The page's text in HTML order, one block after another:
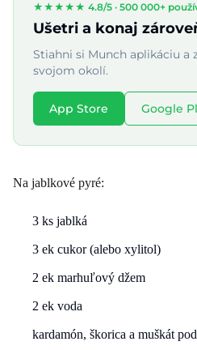
★★★★★ 4.8/5 · 500 000+
Ušetri a konaj
Stiahni si Munch aplikáciu a
svojom okolí.
App Store Google
Na jablkové pyré:
3 ks jablká
3 ek cukor (alebo xylitol)
2 ek marhuľový džem
2 ek voda
kardamón, škorica a muškát